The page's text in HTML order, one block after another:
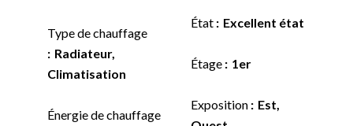
Type de chauffage
Radiateur,
Climatisation
Énergie de chauffage
État Excellent état
Étage 1er
Exposition
Est,